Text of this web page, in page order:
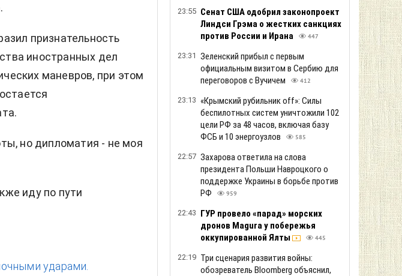
признательность
иностранных дел
маневров, при этом
но дипломатия - не моя
иду по пути
ударами.
23:55 Сенат США одобрил законопроект
Линдси Грэма о жестких санкциях
против России и Ирана
447
23:31 Зеленский прибыл с первым
официальным визитом в Сербию для
переговоров с Вучичем
412
23:13 «Крымский рубильник off»: Силы
беспилотных систем уничтожили 102
цели РФ за 48 часов, включая базу
ФСБ и 10 энергоузлов
585
22:57 Захарова ответила на слова
президента Польши Навроцкого о
поддержке Украины в борьбе против
РФ
959
22:43 ГУР провело «парад» морских
дронов Magura у побережья
оккупированной Ялты
445
22:19 Три сценария развития войны:
обозреватель Bloomberg объяснил,